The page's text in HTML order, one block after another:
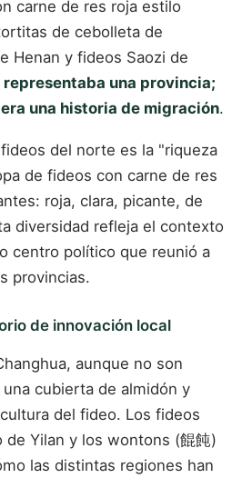
carne de res roja estilo
de cebolleta de
Henan y fideos Saozi de
una provincia;
una historia de migración.
del norte es la "riqueza
de fideos con carne de res
roja, clara, picante, de
diversidad refleja el contexto
centro político que reunió a
provincias.
de innovación local
aunque no son
cubierta de almidón y
del fideo. Los fideos
de Yilan y los wontons (餛飩)
las distintas regiones han